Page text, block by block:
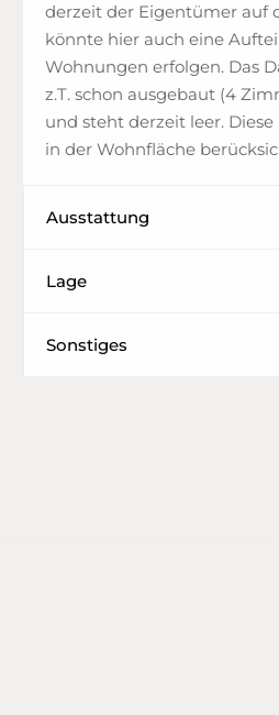
derzeit der Eigentümer auf
könnte hier auch eine
Wohnungen erfolgen. Das
z.T. schon ausgebaut (4
und steht derzeit leer.
in der Wohnfläche
Ausstattung
Lage
Sonstiges